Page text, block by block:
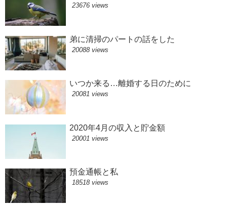
23676 views
弟に清掃のパートの話をした
20088 views
いつか来る…離婚する日のために
20081 views
2020年4月の収入と貯金額
20001 views
預金通帳と私
18518 views